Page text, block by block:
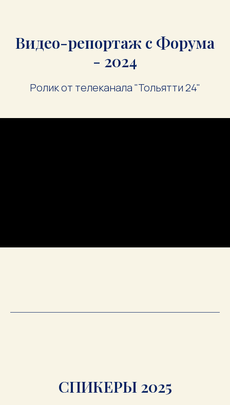
Видео-репортаж с Форума
- 2024
Ролик от телеканала "Тольятти 24"
СПИКЕРЫ 2025